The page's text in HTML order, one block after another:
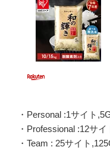
・Personal :1サイト
・Professional :12サ
・Team : 25サイト